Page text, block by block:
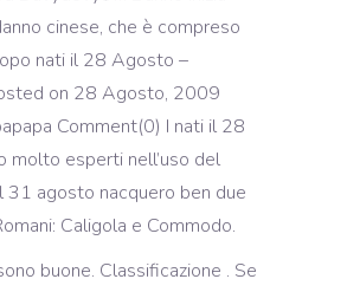
cinese, che è compreso
nati il 28 Agosto –
on 28 Agosto, 2009
Comment(0) I nati il 28
molto esperti nell’uso del
31 agosto nacquero ben due
Caligola e Commodo.
buone. Classificazione . Se